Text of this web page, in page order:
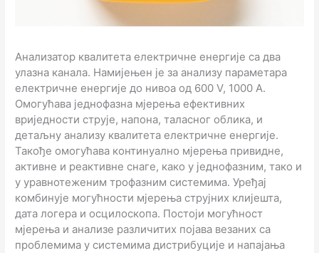
Анализатор квалитета електричне енергије са два
улазна канала. Намијењен је за анализу параметара
електричне енергије до нивоа од 600 V, 1000 A.
Омогућава једнофазна мјерења ефективних
вриједности струје, напона, таласног облика, и
детаљну анализу квалитета електричне енергије.
Такође омогућава континуално мјерења привидне,
активне и реактивне снаге, како у једнофазним, тако и
у уравнотеженим трофазним системима. Уређај
комбинује могућности мјерења струјних клијешта,
дата логера и осцилоскопа. Постоји могућност
мјерења и анализе различитих појава везаних са
проблемима у системима дистрибуције и напајања